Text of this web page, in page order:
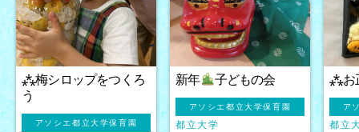
⁂梅シロップをつくろ
う
アソシエ都立大学保育園
新年 子どもの会
アソシエ都立大学保育園
都立大学
⁂お
ア
都立